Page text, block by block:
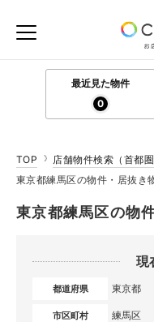
最近見た物件
0
TOP
店舗物件検索（首都圏
東京都練馬区の物件・居抜き
東京都練馬区の物
現
都道府県 東京都
市区町村 練馬区